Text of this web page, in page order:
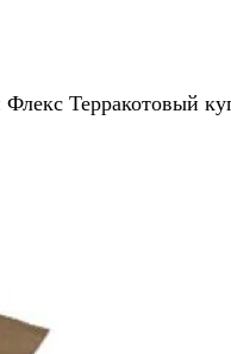
Терракотовый